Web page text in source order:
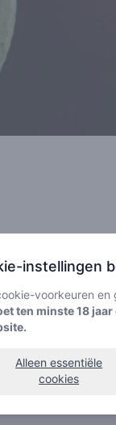
🥦
instellingen
voorkeuren en
ten minste 18
Alleen essentiële
cookies